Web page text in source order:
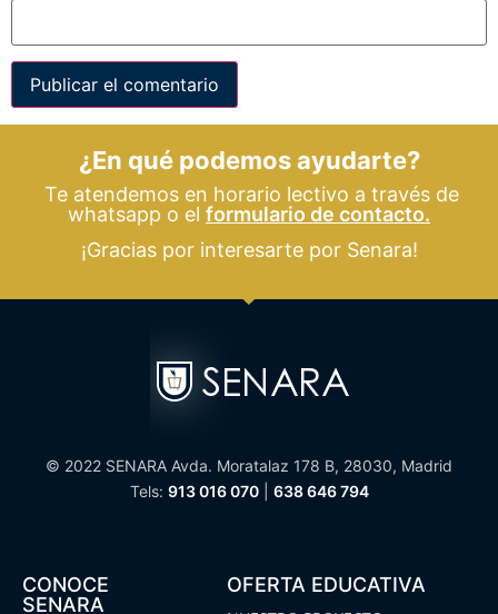
¿En qué podemos ayudarte?
Te atendemos en horario lectivo a través de
whatsapp o el formulario de contacto.
¡Gracias por interesarte por Senara!
© 2022 SENARA Avda. Moratalaz 178 B, 28030, Madrid
Tels: 913 016 070| 638 646 794
CONOCE
SENARA
OFERTA EDUCATIVA